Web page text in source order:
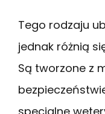
Tego rodzaju
jednak różnią
Są tworzone z